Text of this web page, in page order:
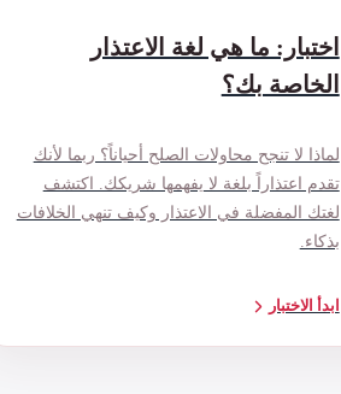
اختبار: ما هي لغة الاعتذار
الخاصة بك؟
لماذا لا تنجح محاولات الصلح أحياناً؟ ربما لأنك
تقدم اعتذاراً بلغة لا يفهمها شريكك. اكتشف
لغتك المفضلة في الاعتذار وكيف تنهي الخلافات
بذكاء.
ابدأ الاختبار